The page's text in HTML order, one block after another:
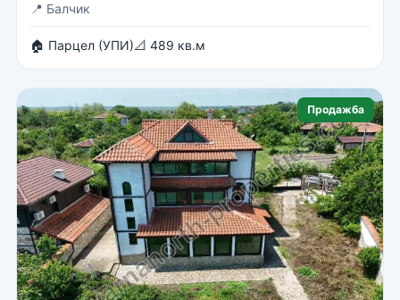
📍 Балчик
🏠 Парцел (УПИ)📐 489 кв.м
Продажба